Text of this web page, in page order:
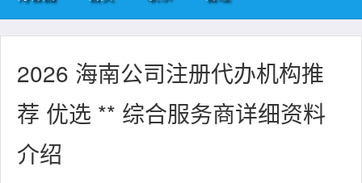
2026 海南公司注册代办机构推
荐 优选 ** 综合服务商详细资料
介绍